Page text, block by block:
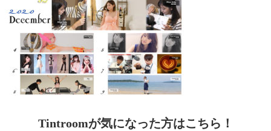
Tintroomが気になった方はこちら！